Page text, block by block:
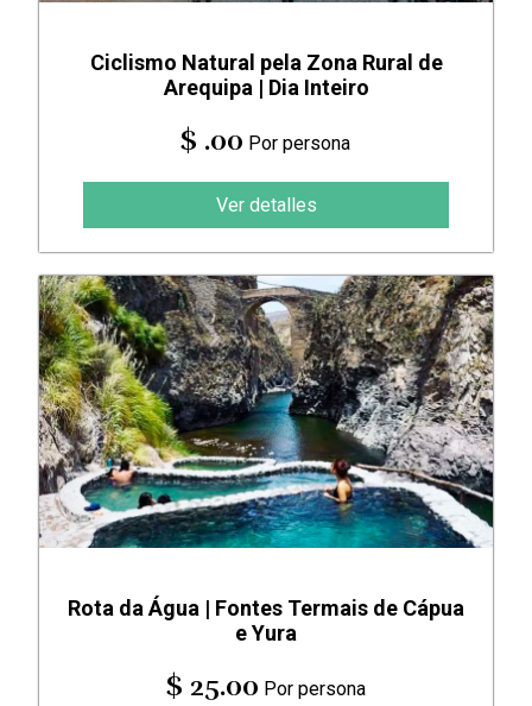
Ciclismo Natural pela Zona Rural de
Arequipa | Dia Inteiro
$ .00 Por persona
Ver detalles
Rota da Água | Fontes Termais de Cápua
e Yura
$ 25.00 Por persona